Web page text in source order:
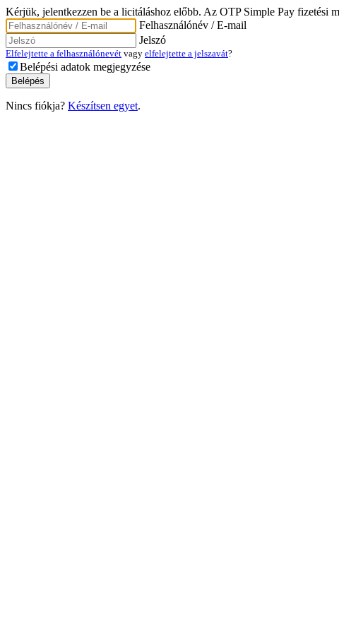
Kérjük, jelentkezzen be a licitáláshoz előbb. Az OTP Simple Pay fizetési
Felhasználónév / E-mail
Jelszó
Elfelejtette a felhasználónevét vagy elfelejtette a jelszavát?
Belépési adatok megjegyzése
Nincs fiókja? Készítsen egyet.